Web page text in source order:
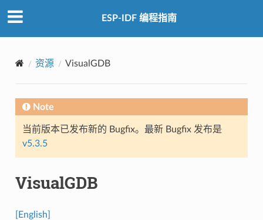
ESP-IDF 编程指南
资源 VisualGDB
Note
当前版本已发布新的 Bugfix。最新 Bugfix 发布是
v5.3.5
VisualGDB
[English]